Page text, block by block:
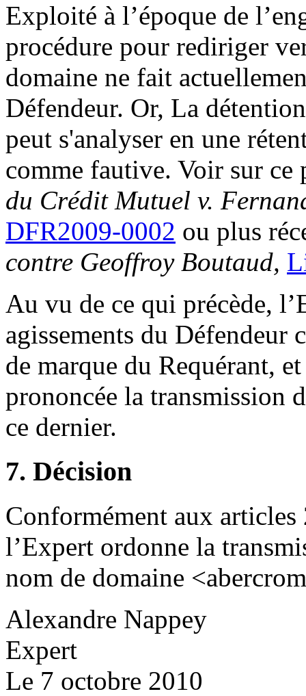
Exploité à l’époque de
procédure pour rediriger
domaine ne fait
Défendeur. Or, La
peut s'analyser en une
comme fautive. Voir sur
du Crédit Mutuel v.
DFR2009-0002 ou plus
contre Geoffroy Boutaud,
Au vu de ce qui précède,
agissements du Défendeur
de marque du Requérant,
prononcée la transmission
ce dernier.
7. Décision
Conformément aux
l’Expert ordonne la
nom de domaine
Alexandre Nappey
Expert
Le 7 octobre 2010